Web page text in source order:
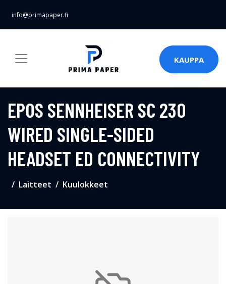
info@primapaper.fi
KAUPPA
EPOS SENNHEISER SC 230
WIRED SINGLE-SIDED
HEADSET ED CONNECTIVITY
Laitteet Kuulokkeet